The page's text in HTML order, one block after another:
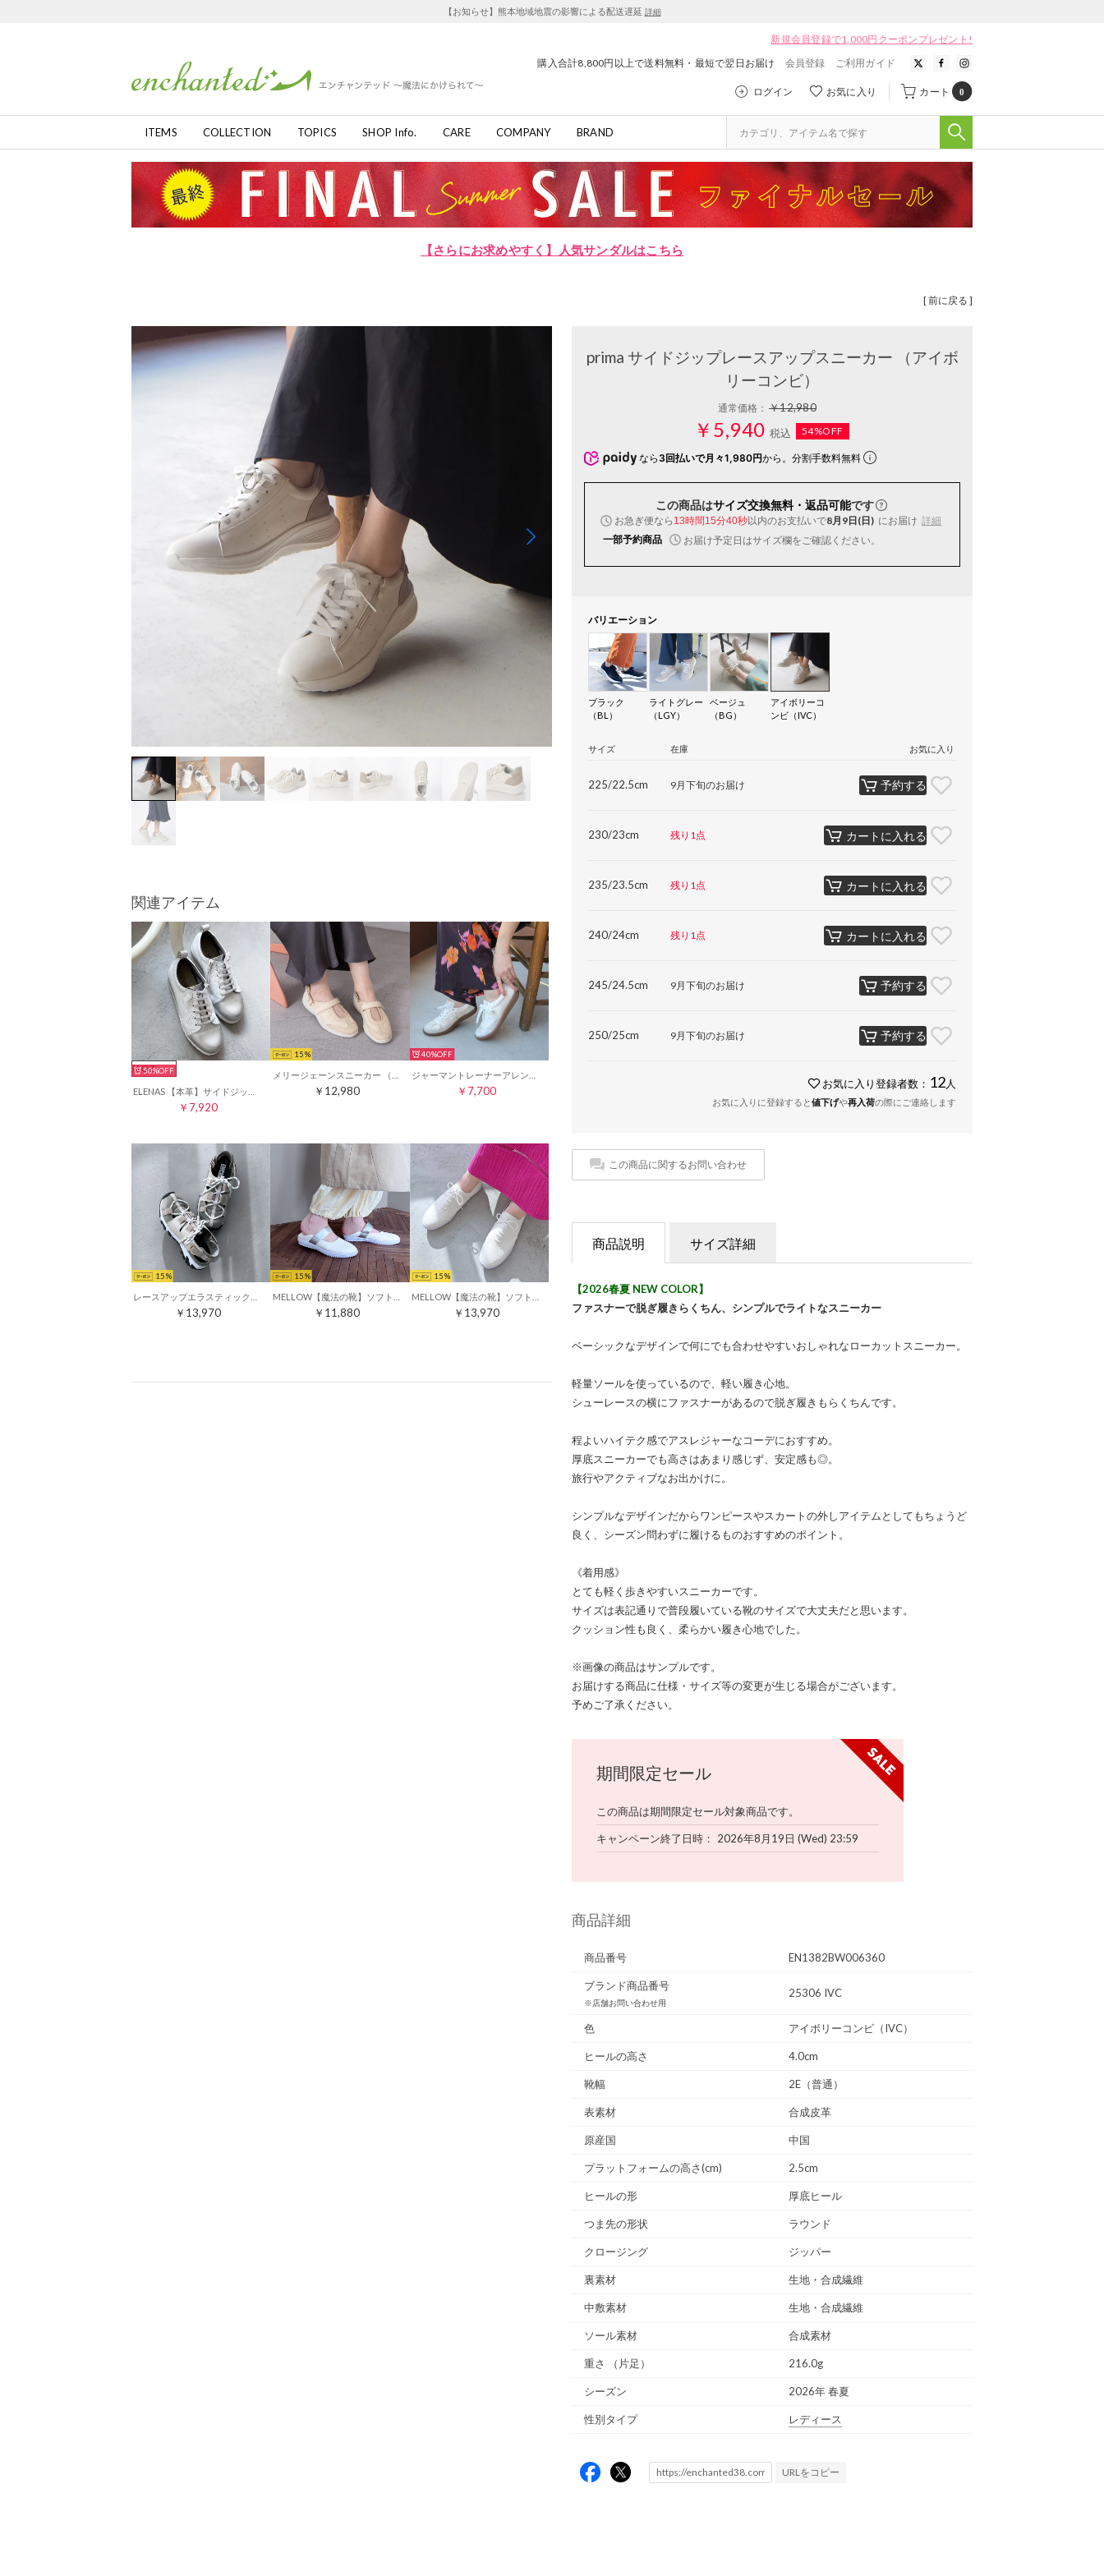
【お知らせ】熊本地域地震の影響による配送遅延 詳細
新規会員登録で1,000円クーポンプレゼント!
購入合計8,800円以上で送料無料・最短で翌日お届け
会員登録 ご利用ガイド
ログイン お気に入り カート 0
ITEMS COLLECTION TOPICS SHOP Info. CARE COMPANY BRAND
【さらにお求めやすく】人気サンダルはこちら
[ 前に戻る ]
関連アイテム
HOT
50%
￥7,920
15
￥12,980
40%
￥7,700
15
￥13,970
15
￥11,880
15
￥13,970
prima サイドジップレースアップスニーカー （アイボ
リーコンビ）
通常価格：￥12,980
￥5,940 税込 54%OFF
なら 3回払いで月々1,980円から。分割手数料無料
この商品はサイズ交換無料・返品可能です
お急ぎ便なら 13時間15分39秒以内のお支払いで8月9日(日) にお届け 詳細
一部予約商品
お届け予定日はサイズ欄をご確認ください。
バリエーション
ブラック
（BL）
ライトグレー
（LGY）
ベージュ
（BG）
アイボリーコ
ンビ（IVC）
サイズ 在庫 お気に入り
225/22.5cm 9月下旬のお届け 予約する
230/23cm 残り1点 カートに入れる
235/23.5cm 残り1点 カートに入れる
240/24cm 残り1点 カートに入れる
245/24.5cm 9月下旬のお届け 予約する
250/25cm 9月下旬のお届け 予約する
お気に入り登録者数： 12 人
お気に入りに登録すると値下げや再入荷の際にご連絡します
この商品に関するお問い合わせ
商品説明 サイズ詳細
【2026春夏 NEW COLOR】
ファスナーで脱ぎ履きらくちん、シンプルでライトなスニーカー
ベーシックなデザインで何にでも合わせやすいおしゃれなローカットスニーカー。
軽量ソールを使っているので、軽い履き心地。
シューレースの横にファスナーがあるので脱ぎ履きもらくちんです。
程よいハイテク感でアスレジャーなコーデにおすすめ。
厚底スニーカーでも高さはあまり感じず、安定感も◎。
旅行やアクティブなお出かけに。
シンプルなデザインだからワンピースやスカートの外しアイテムとしてもちょうど
良く、シーズン問わずに履けるものおすすめのポイント。
《着用感》
とても軽く歩きやすいスニーカーです。
サイズは表記通りで普段履いている靴のサイズで大丈夫だと思います。
クッション性も良く、柔らかい履き心地でした。
※画像の商品はサンプルです。
お届けする商品に仕様・サイズ等の変更が生じる場合がございます。
予めご了承ください。
期間限定セール
この商品は期間限定セール対象商品です。
キャンペーン終了日時 2026年8月19日 (Wed) 23:59
商品詳細
商品番号 EN1382BW006360
ブランド商品番号
※店舗お問い合わせ用
25306 IVC
色 アイボリーコンビ（IVC）
ヒールの高さ 4.0cm
靴幅 2E（普通）
表素材 合成皮革
原産国 中国
プラットフォームの高さ(cm) 2.5cm
ヒールの形 厚底ヒール
つま先の形状 ラウンド
クロージング ジッパー
裏素材 生地・合成繊維
中敷素材 生地・合成繊維
ソール素材 合成素材
重さ （片足） 216.0g
シーズン 2026年 春夏
性別タイプ レディース
URLをコピー